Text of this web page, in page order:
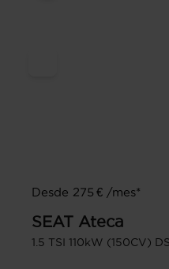
Desde 275 € /mes*
SEAT Ateca
1.5 TSI 110kW (150CV)